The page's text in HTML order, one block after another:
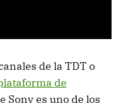
de la TDT o
de
Sony es uno de los